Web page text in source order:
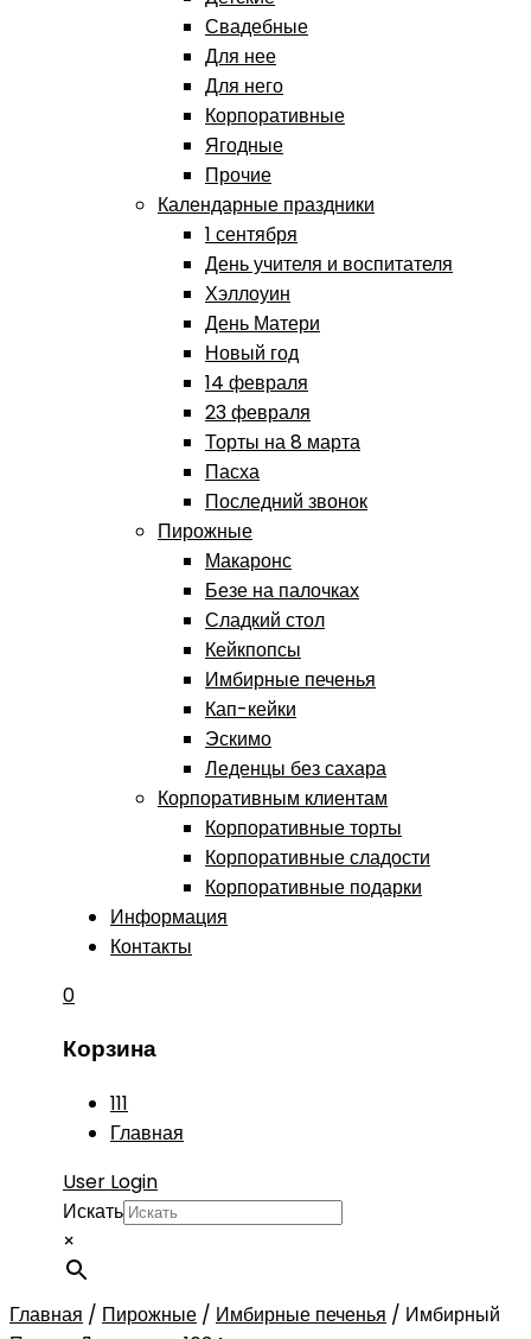
Свадебные
Для нее
Для него
Корпоративные
Ягодные
Прочие
Календарные праздники
1 сентября
День учителя и воспитателя
Хэллоуин
День Матери
Новый год
14 февраля
23 февраля
Торты на 8 марта
Пасха
Последний звонок
Пирожные
Макаронс
Безе на палочках
Сладкий стол
Кейкпопсы
Имбирные печенья
Кап-кейки
Эскимо
Леденцы без сахара
Корпоративным клиентам
Корпоративные торты
Корпоративные сладости
Корпоративные подарки
Информация
Контакты
0
Корзина
111
Главная
User Login
Искать
×
Главная / Пирожные / Имбирные печенья / Имбирный